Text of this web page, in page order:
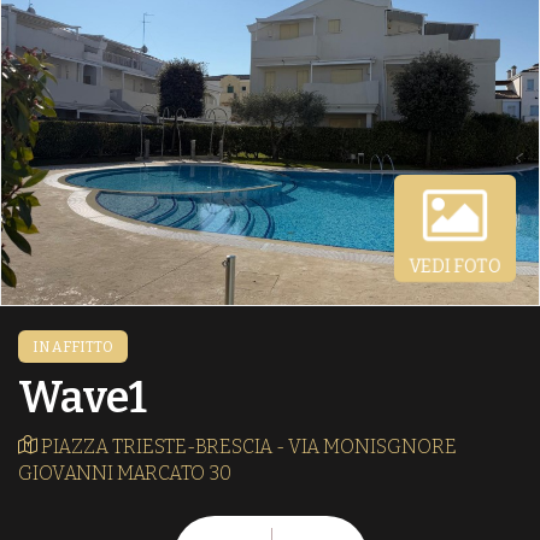
VEDI FOTO
IN AFFITTO
Wave1
PIAZZA TRIESTE-BRESCIA - VIA MONISGNORE
GIOVANNI MARCATO 30